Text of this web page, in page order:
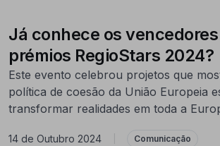
Já conhece os
prémios RegioStars 2024?
Este evento celebrou projetos que
política de coesão da União Europeia
transformar realidades em toda a
14 de Outubro 2024 Comunicação